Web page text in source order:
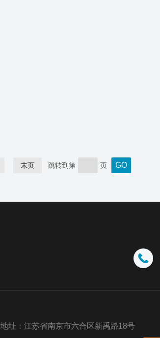
末页 跳转到第 页
地址：江苏省南京市六合区新禹路18号